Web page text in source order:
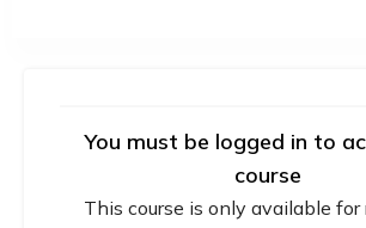
You must be logged in to
course
This course is only available for